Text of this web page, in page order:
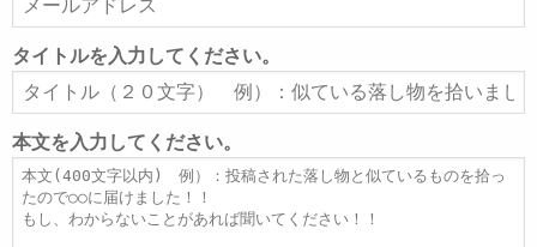
ー
ル
ア
ド
レ
ス
タイトルを入力してください。
タ
イ
ト
ル
本文を入力してください。
本
文